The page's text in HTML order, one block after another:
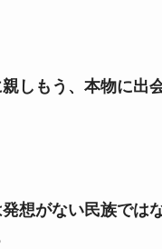
しもう、本物に出
想がない民族では